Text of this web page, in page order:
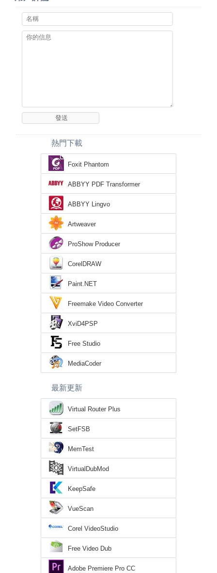
熱門下載
Foxit Phantom
ABBYY PDF Transformer
ABBYY Lingvo
Artweaver
ProShow Producer
CorelDRAW
Paint.NET
Freemake Video Converter
XviD4PSP
Free Studio
MediaCoder
最新更新
Virtual Router Plus
SetFSB
MemTest
VirtualDubMod
KeepSafe
VueScan
Corel VideoStudio
Free Video Dub
Adobe Premiere Pro CC